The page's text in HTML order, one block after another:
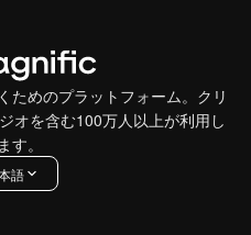
ためのプラットフォーム。クリ
オを含む100万人以上が利用し
す。
語